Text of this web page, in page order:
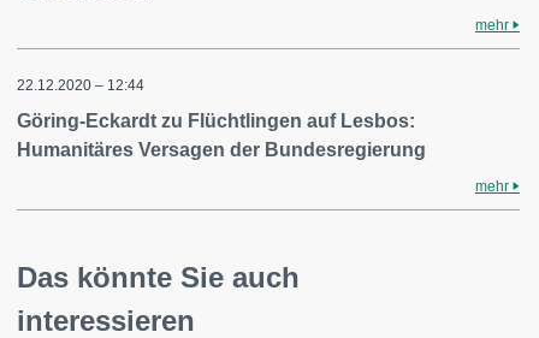
mehr
22.12.2020 – 12:44
Göring-Eckardt zu Flüchtlingen auf Lesbos:
Humanitäres Versagen der Bundesregierung
mehr
Das könnte Sie auch
interessieren